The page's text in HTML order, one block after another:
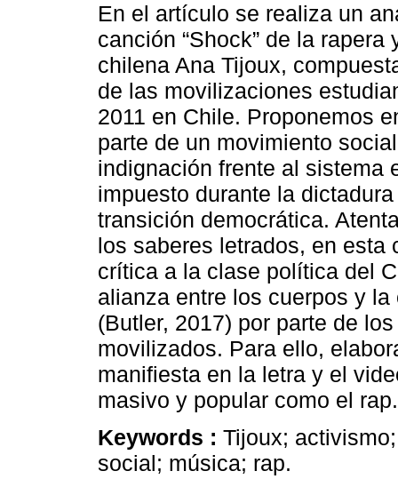
En el artículo se realiza un
canción “Shock” de la rapera
chilena Ana Tijoux,
de las movilizaciones
2011 en Chile. Proponemos
parte de un movimiento
indignación frente al sistema
impuesto durante la
transición democrática.
los saberes letrados, en esta
crítica a la clase política del
alianza entre los cuerpos y
(Butler, 2017) por parte de
movilizados. Para ello,
manifiesta en la letra y el
masivo y popular como el rap.
Keywords : Tijoux;
social; música; rap.